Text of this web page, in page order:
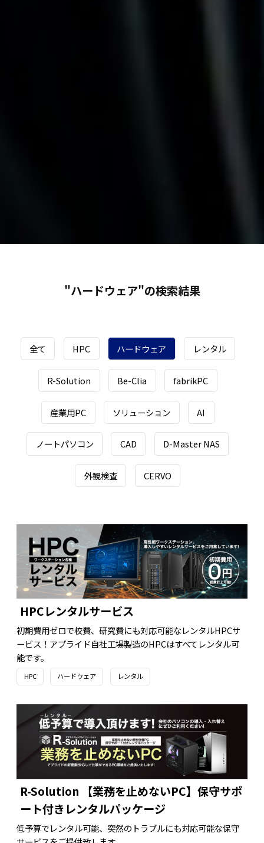
"ハードウェア"の検索結果
全て HPC ハードウェア レンタル
R-Solution Be-Clia fabrikPC
産業用PC ソリューション AI
ノートパソコン CAD D-Master NAS
外観検査 CERVO
HPCレンタルサービス
初期費用ゼロで校費、研究費にも対応可能なレンタルHPCサ
ービス！アプライド自社工場製造のHPCはすべてレンタル可
能です。
HPC ハードウェア レンタル
R-Solution 【業務を止めないPC】保守サポ
ート付きレンタルパッケージ
低予算でレンタル可能、突然のトラブルにも対応可能な保守